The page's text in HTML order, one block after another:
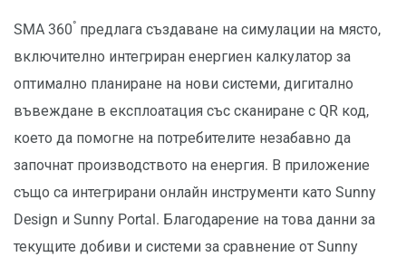
SMA 360° предлага създаване на симулации на място,
включително интегриран енергиен калкулатор за
оптимално планиране на нови системи, дигитално
въвеждане в експлоатация със сканиране с QR код,
което да помогне на потребителите незабавно да
започнат производството на енергия. В приложение
също са интегрирани онлайн инструменти като Sunny
Design и Sunny Portal. Благодарение на това данни за
текущите добиви и системи за сравнение от Sunny